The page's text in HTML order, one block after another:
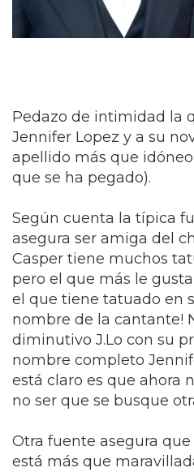
Pedazo de intimidad la
Jennifer Lopez y a su
apellido más que
que se ha pegado).
Según cuenta la típica
asegura ser amiga del
Casper tiene muchos
pero el que más le
el que tiene tatuado en
nombre de la cantante!
diminutivo J.Lo con su
nombre completo
está claro es que ahora
no ser que se busque
Otra fuente asegura
está más que